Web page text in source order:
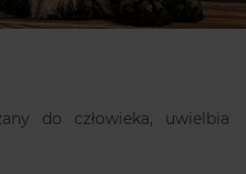
do człowieka, uwielbia